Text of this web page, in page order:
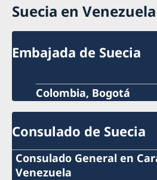
Suecia en Venezuela
Embajada de Suecia
Colombia, Bogotá
Consulado de Suecia
Consulado General en
Venezuela